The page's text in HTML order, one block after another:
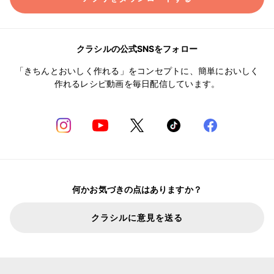
クラシルの公式SNSをフォロー
「きちんとおいしく作れる」をコンセプトに、簡単においしく
作れるレシピ動画を毎日配信しています。
何かお気づきの点はありますか？
クラシルに意見を送る